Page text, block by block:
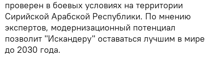
проверен в боевых условиях на территории
Сирийской Арабской Республики. По мнению
экспертов, модернизационный потенциал
позволит "Искандеру" оставаться лучшим в мире
до 2030 года.